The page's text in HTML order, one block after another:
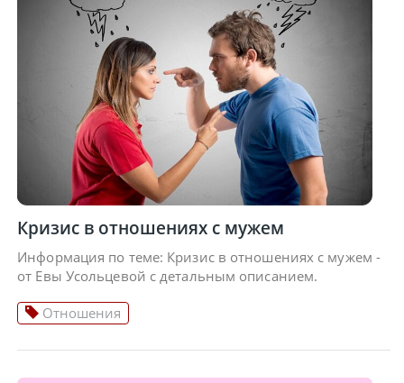
Кризис в отношениях с мужем
Информация по теме: Кризис в отношениях с мужем -
от Евы Усольцевой с детальным описанием.
Отношения